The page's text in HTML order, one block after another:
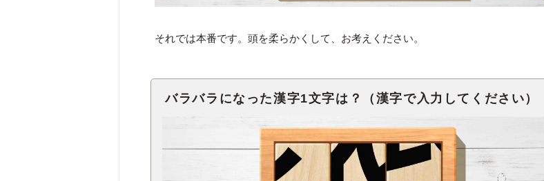
それでは本番です。頭を柔らかくして、お考えください。
バラバラになった漢字1文字は？（漢字で入力してください）